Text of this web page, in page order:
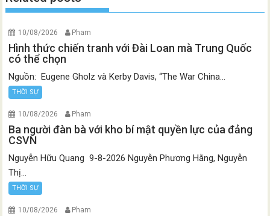
10/08/2026 Pham
Hình thức chiến tranh với Đài Loan mà Trung Quốc
có thể chọn
Nguồn: Eugene Gholz và Kerby Davis, “The War China...
THỜI SỰ
10/08/2026 Pham
Ba người đàn bà với kho bí mật quyền lực của đảng
CSVN
Nguyễn Hữu Quang 9-8-2026 Nguyễn Phương Hằng, Nguyễn
Thị...
THỜI SỰ
10/08/2026 Pham